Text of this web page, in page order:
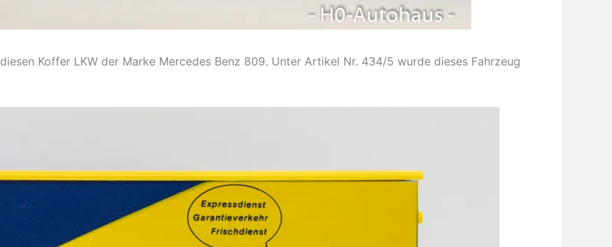
diesen Koffer LKW der Marke Mercedes Benz 809. Unter Artikel Nr. 434/5 wurde dieses Fahrzeug